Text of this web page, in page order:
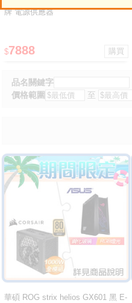
牌 電源供應器
$7888
品名關鍵字
價格範圍
至
華碩 ROG strix helios GX601 黑 E-